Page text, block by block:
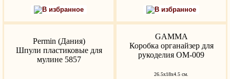
В избранное В избранное
Permin (Дания)
Шпули пластиковые для
мулине 5857
GAMMA
Коробка органайзер для
рукоделия ОМ-009
26.5x18x4.5 см.